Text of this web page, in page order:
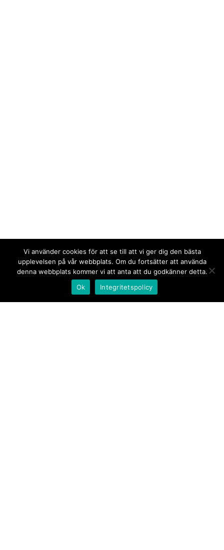
Vi använder cookies för att se till att vi ger dig den bästa
upplevelsen på vår webbplats. Om du fortsätter att använda
denna webbplats kommer vi att anta att du godkänner detta.
Ok
Integritetspolicy